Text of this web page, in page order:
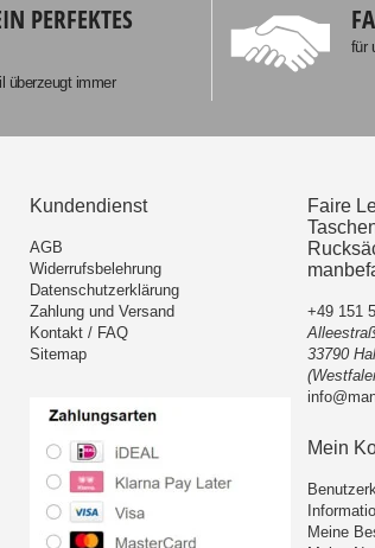
PERFEKTES
überzeugt immer
für
Kundendienst
AGB
Widerrufsbelehrung
Datenschutzerklärung
Zahlung und Versand
Kontakt / FAQ
Sitemap
Faire
+49 151
33790
Mein
Meine